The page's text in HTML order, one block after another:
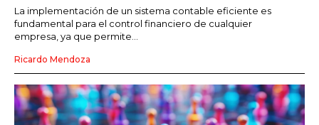
La implementación de un sistema contable eficiente es
fundamental para el control financiero de cualquier
empresa, ya que permite...
Ricardo Mendoza